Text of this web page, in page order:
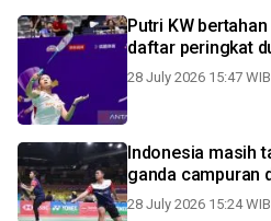
Putri KW
daftar peringkat
28 July 2026 15:47 WIB
Indonesia masih
ganda campuran
28 July 2026 15:24 WIB